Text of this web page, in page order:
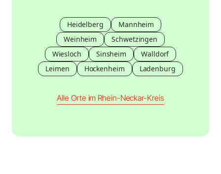
Heidelberg
Mannheim
Weinheim
Schwetzingen
Wiesloch
Sinsheim
Walldorf
Leimen
Hockenheim Ladenburg
Alle Orte im Rhein-Neckar-Kreis